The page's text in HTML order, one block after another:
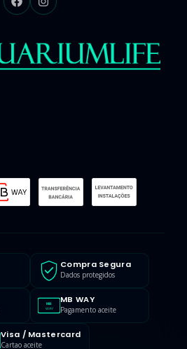
Compra Segura
Dados protegidos
MB
WAY
MB WAY
Pagamento aceite
Visa / Mastercard
Cartao aceite